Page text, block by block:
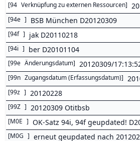
[94 Verknüpfung zu externen Ressourcen]
[94e ] BSB München D20120309
[94f ] jak D20110218
[94i ] ber D20101104
[99e Änderungsdatum] 20120309/
[99n Zugangsdatum (Erfassungsdatum)]
[99z ] 20120228
[99Z ] 20120309 Otitbsb
[M0E ] OK-Satz 94i, 94f geupdated!
[M0G ] erneut geupdated nach